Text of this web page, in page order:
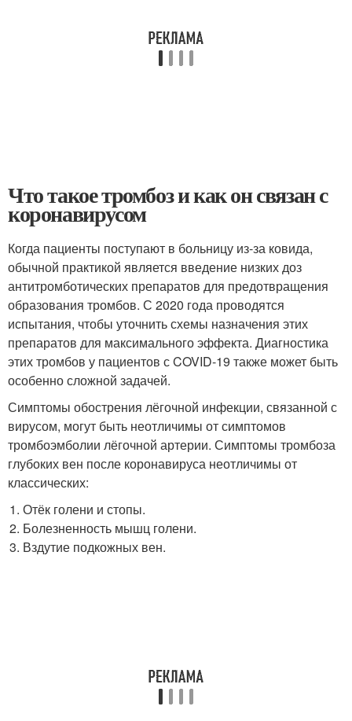
Что такое тромбоз и как он связан с
коронавирусом
Когда пациенты поступают в больницу из-за ковида,
обычной практикой является введение низких доз
антитромботических препаратов для предотвращения
образования тромбов. С 2020 года проводятся
испытания, чтобы уточнить схемы назначения этих
препаратов для максимального эффекта. Диагностика
этих тромбов у пациентов с COVID-19 также может быть
особенно сложной задачей.
Симптомы обострения лёгочной инфекции, связанной с
вирусом, могут быть неотличимы от симптомов
тромбоэмболии лёгочной артерии. Симптомы тромбоза
глубоких вен после коронавируса неотличимы от
классических:
Отёк голени и стопы.
Болезненность мышц голени.
Вздутие подкожных вен.